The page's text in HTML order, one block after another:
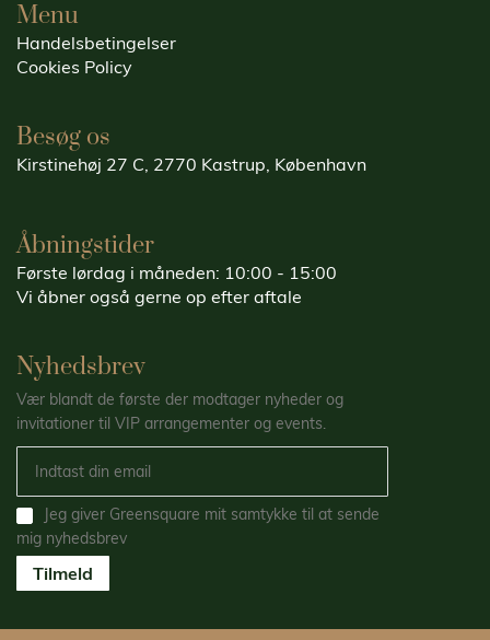
Menu
Handelsbetingelser
Cookies Policy
Besøg os
Kirstinehøj 27 C, 2770 Kastrup, København
Åbningstider
Første lørdag i måneden: 10:00 - 15:00
Vi åbner også gerne op efter aftale
Nyhedsbrev
Vær blandt de første der modtager nyheder og
invitationer til VIP arrangementer og events.
Jeg giver Greensquare mit samtykke til at sende
mig nyhedsbrev
Tilmeld